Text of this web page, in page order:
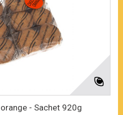
- Sachet 920g